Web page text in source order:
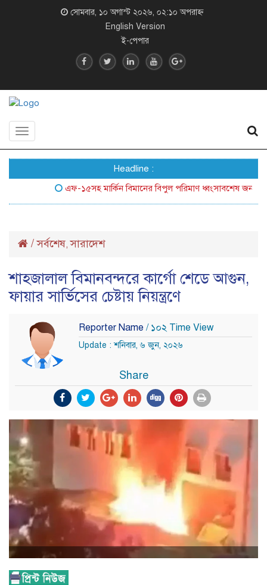
সোমবার, ১০ অগাস্ট ২০২৬, ০২:১০ অপরাহ্ন
English Version
ই-পেপার
Toggle
Headline :
এফ-১৫সহ মার্কিন বিমানের বিপুল পরিমাণ ধ্বংসাবশেষ জনসম্মুখে
/সর্বশেষ,সারাদেশ
শাহজালাল বিমানবন্দরে কার্গো শেডে আগুন,
ফায়ার সার্ভিসের চেষ্টায় নিয়ন্ত্রণে
Reporter Name / ১০২ Time View
Update : শনিবার, ৬ জুন, ২০২৬
Share